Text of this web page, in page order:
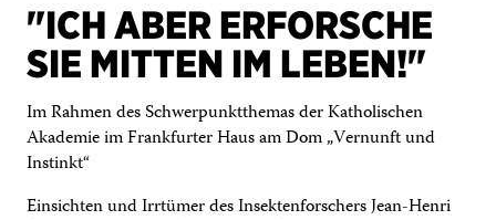
"ICH ABER ERFORSCHE
SIE MITTEN IM LEBEN!"
Im Rahmen des Schwerpunktthemas der Katholischen
Akademie im Frankfurter Haus am Dom „Vernunft und
Instinkt“
Einsichten und Irrtümer des Insektenforschers Jean-Henri